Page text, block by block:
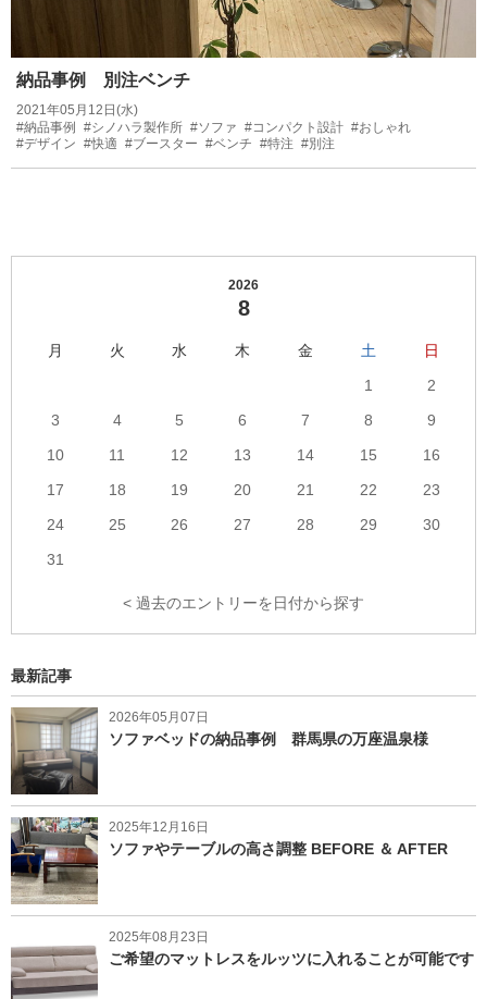
納品事例 別注ベンチ
2021年05月12日(水)
#納品事例 #シノハラ製作所 #ソファ #コンパクト設計 #おしゃれ
#デザイン #快適 #ブースター #ベンチ #特注 #別注
2026
8
月 火 水 木 金 土
日
1
2
3
4 5 6 7 8
9
10
11 12 13 14 15
16
17
18 19 20 21 22
23
24
25 26 27 28 29
30
31
< 過去のエントリーを日付から探す
最新記事
2026年05月07日
ソファベッドの納品事例 群馬県の万座温泉様
2025年12月16日
ソファやテーブルの高さ調整 BEFORE ＆ AFTER
2025年08月23日
ご希望のマットレスをルッツに入れることが可能です